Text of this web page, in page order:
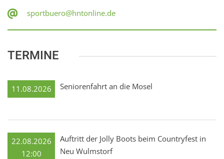
sportbuero@hntonline.de
TERMINE
11.08.2026 Seniorenfahrt an die Mosel
22.08.2026
12:00
Auftritt der Jolly Boots beim Countryfest in
Neu Wulmstorf